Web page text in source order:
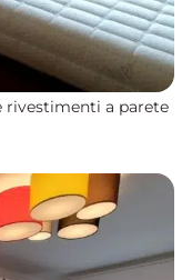
rivestimenti a parete